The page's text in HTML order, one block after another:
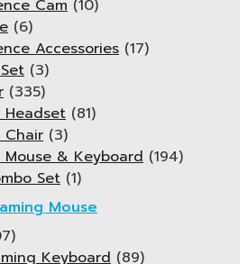
Cam (10)
(6)
Accessories (17)
(3)
(335)
Headset (81)
Chair (3)
Mouse & Keyboard (194)
Set (1)
Mouse
Keyboard (89)